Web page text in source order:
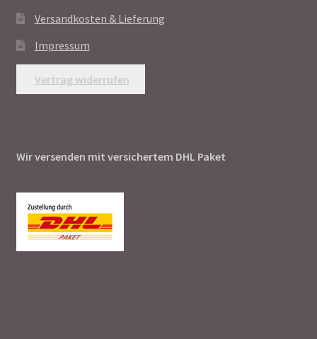
Versandkosten & Lieferung
Impressum
Vertrag widerrufen
Wir versenden mit versichertem DHL Paket